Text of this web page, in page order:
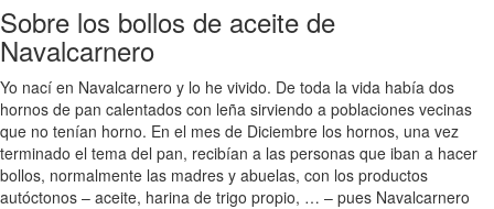
Sobre los bollos de aceite de
Navalcarnero
Yo nací en Navalcarnero y lo he vivido. De toda la vida había dos
hornos de pan calentados con leña sirviendo a poblaciones vecinas
que no tenían horno. En el mes de Diciembre los hornos, una vez
terminado el tema del pan, recibían a las personas que iban a hacer
bollos, normalmente las madres y abuelas, con los productos
autóctonos – aceite, harina de trigo propio, … – pues Navalcarnero